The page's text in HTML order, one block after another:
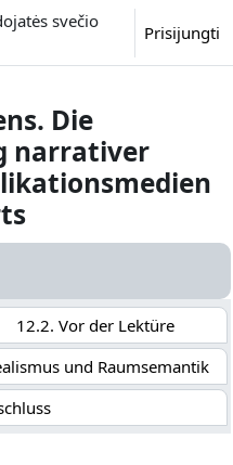
svečio
Prisijungti
Die
narrativer
12.2. Vor der Lektüre
und Raumsemantik